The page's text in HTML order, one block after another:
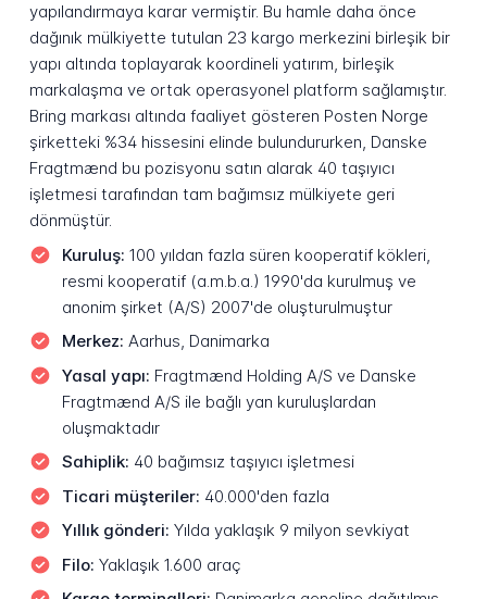
yapılandırmaya karar vermiştir. Bu hamle daha önce
dağınık mülkiyette tutulan 23 kargo merkezini birleşik bir
yapı altında toplayarak koordineli yatırım, birleşik
markalaşma ve ortak operasyonel platform sağlamıştır.
Bring markası altında faaliyet gösteren Posten Norge
şirketteki %34 hissesini elinde bulundururken, Danske
Fragtmænd bu pozisyonu satın alarak 40 taşıyıcı
işletmesi tarafından tam bağımsız mülkiyete geri
dönmüştür.
Kuruluş: 100 yıldan fazla süren kooperatif kökleri,
resmi kooperatif (a.m.b.a.) 1990'da kurulmuş ve
anonim şirket (A/S) 2007'de oluşturulmuştur
Merkez: Aarhus, Danimarka
Yasal yapı: Fragtmænd Holding A/S ve Danske
Fragtmænd A/S ile bağlı yan kuruluşlardan
oluşmaktadır
Sahiplik: 40 bağımsız taşıyıcı işletmesi
Ticari müşteriler: 40.000'den fazla
Yıllık gönderi: Yılda yaklaşık 9 milyon sevkiyat
Filo: Yaklaşık 1.600 araç